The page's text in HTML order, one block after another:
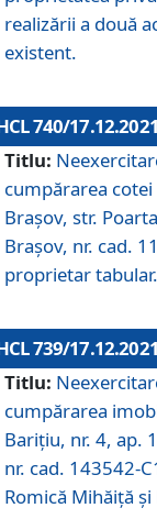
realizării a două
existent.
740/17.12.2021
Titlu:
cumpărarea
Braşov, str.
Brașov, nr. cad.
proprietar tabular.
739/17.12.2021
Titlu:
cumpărarea
Barițiu, nr. 4, ap.
nr. cad. 143542-
Romică Mihăiță